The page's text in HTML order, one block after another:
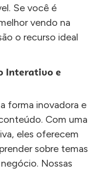
Se você é
vendo na
o recurso ideal
Interativo e
forma inovadora e
Com uma
eles oferecem
sobre temas
Nossas